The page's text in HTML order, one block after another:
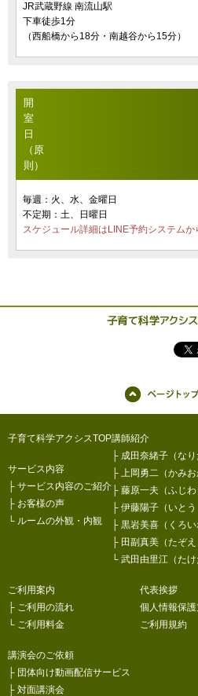
JR武蔵野線 南流山駅
下車徒歩1分
（西船橋から18分・南越谷から15分）
開
室
日
（原
則）
毎週：火、水、金曜日
不定期：土、日曜日
スケジュール詳細はLINE予約システムか
子育て科学アクシスTOP
サービス内容
├ サービス内容のご紹介
├ お客様の声
└ ルームの外観・内観
講師紹介
├ 成田奈緒子（なり
├ 上岡勇二（かみお
├ 藤原一夫（ふじわ
├ 伊藤陽子（いとう
├ 黒岩美喜（くろい
├ 田副真美（たぞえ
└ 武田由里江（たけ
ご利用案内
├ ご利用の流れ
└ ご利用料金
講演会のご依頼
├ 団体向け動画配信サービス
├ 対面講演会
代表挨拶
個人情報保
ご利用規約